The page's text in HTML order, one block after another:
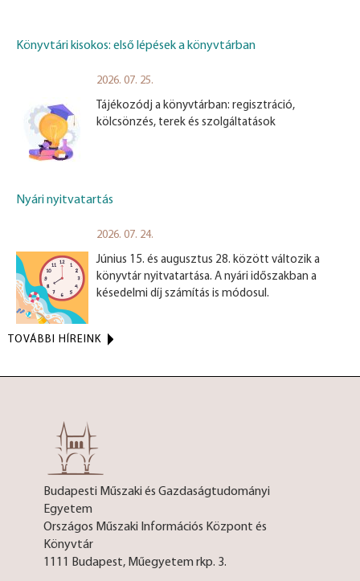
Könyvtári kisokos: első lépések a könyvtárban
2026. 07. 25.
Tájékozódj a könyvtárban: regisztráció,
kölcsönzés, terek és szolgáltatások
Nyári nyitvatartás
2026. 07. 24.
Június 15. és augusztus 28. között változik a
könyvtár nyitvatartása. A nyári időszakban a
késedelmi díj számítás is módosul.
TOVÁBBI HÍREINK
Budapesti Műszaki és Gazdaságtudományi
Egyetem
Országos Műszaki Információs Központ és
Könyvtár
1111 Budapest, Műegyetem rkp. 3.